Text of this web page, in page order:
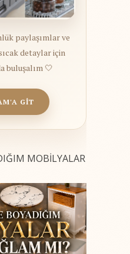
paylaşımlar ve
detaylar için
buluşalım 🤍
GİT
MOBİLYALAR